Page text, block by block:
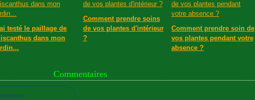
testé le paillage de
dans mon
Comment prendre soins
de vos plantes d'intérieur
?
Comment prendre soin de
vos plantes pendant votre
absence ?
Commentaires